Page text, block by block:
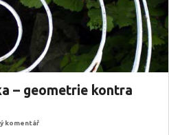
– geometrie kontra
komentář